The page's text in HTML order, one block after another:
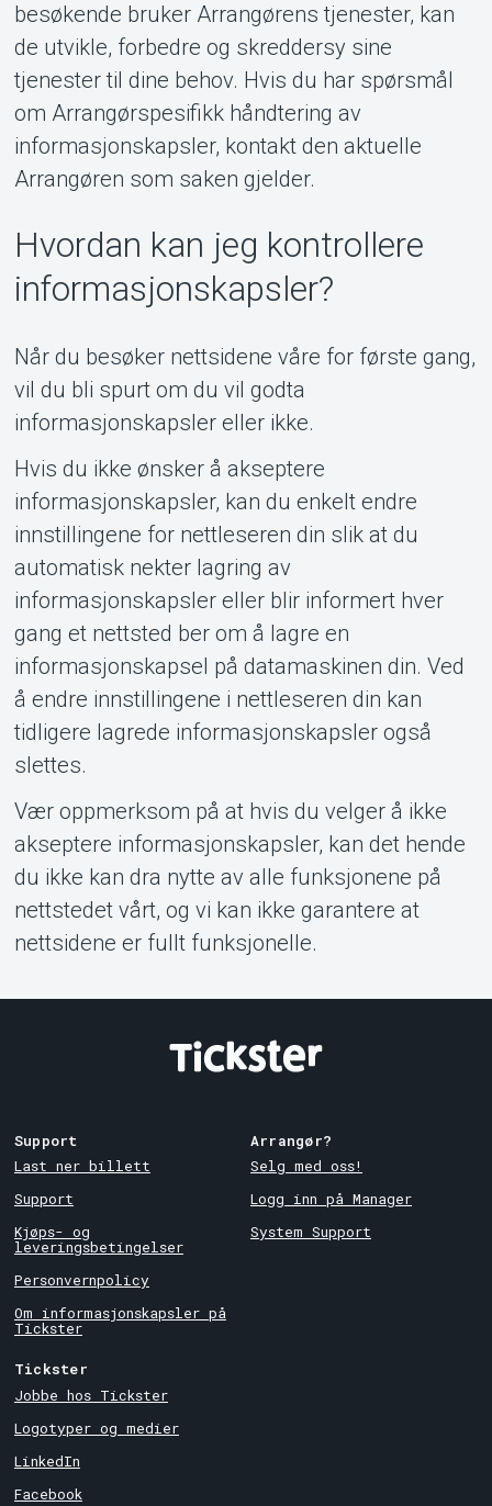
besøkende bruker Arrangørens tjenester, kan
de utvikle, forbedre og skreddersy sine
tjenester til dine behov. Hvis du har spørsmål
om Arrangørspesifikk håndtering av
informasjonskapsler, kontakt den aktuelle
Arrangøren som saken gjelder.
Hvordan kan jeg kontrollere
informasjonskapsler?
Når du besøker nettsidene våre for første gang,
vil du bli spurt om du vil godta
informasjonskapsler eller ikke.
Hvis du ikke ønsker å akseptere
informasjonskapsler, kan du enkelt endre
innstillingene for nettleseren din slik at du
automatisk nekter lagring av
informasjonskapsler eller blir informert hver
gang et nettsted ber om å lagre en
informasjonskapsel på datamaskinen din. Ved
å endre innstillingene i nettleseren din kan
tidligere lagrede informasjonskapsler også
slettes.
Vær oppmerksom på at hvis du velger å ikke
akseptere informasjonskapsler, kan det hende
du ikke kan dra nytte av alle funksjonene på
nettstedet vårt, og vi kan ikke garantere at
nettsidene er fullt funksjonelle.
Support
Last ner billett
Support
Kjøps- og
leveringsbetingelser
Personvernpolicy
Om informasjonskapsler på
Tickster
Arrangør?
Selg med oss!
Logg inn på Manager
System Support
Tickster
Jobbe hos Tickster
Logotyper og medier
LinkedIn
Facebook